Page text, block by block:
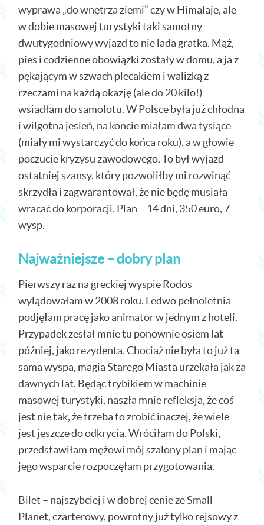
wyprawa „do wnętrza ziemi” czy w Himalaje, ale
w dobie masowej turystyki taki samotny
dwutygodniowy wyjazd to nie lada gratka. Mąż,
pies i codzienne obowiązki zostały w domu, a ja z
pękającym w szwach plecakiem i walizką z
rzeczami na każdą okazję (ale do 20 kilo!)
wsiadłam do samolotu. W Polsce była już chłodna
i wilgotna jesień, na koncie miałam dwa tysiące
(miały mi wystarczyć do końca roku), a w głowie
poczucie kryzysu zawodowego. To był wyjazd
ostatniej szansy, który pozwoliłby mi rozwinąć
skrzydła i zagwarantował, że nie będę musiała
wracać do korporacji. Plan – 14 dni, 350 euro, 7
wysp.
Najważniejsze – dobry plan
Pierwszy raz na greckiej wyspie Rodos
wylądowałam w 2008 roku. Ledwo pełnoletnia
podjęłam pracę jako animator w jednym z hoteli.
Przypadek zesłał mnie tu ponownie osiem lat
później, jako rezydenta. Chociaż nie była to już ta
sama wyspa, magia Starego Miasta urzekała jak za
dawnych lat. Będąc trybikiem w machinie
masowej turystyki, naszła mnie refleksja, że coś
jest nie tak, że trzeba to zrobić inaczej, że wiele
jest jeszcze do odkrycia. Wróciłam do Polski,
przedstawiłam mężowi mój szalony plan i mając
jego wsparcie rozpoczęłam przygotowania.
Bilet – najszybciej i w dobrej cenie ze Small
Planet, czarterowy, powrotny już tylko rejsowy z